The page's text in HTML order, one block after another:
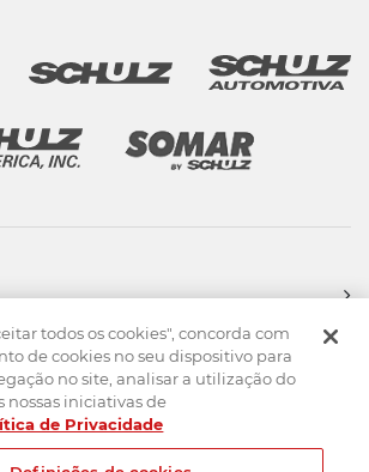
todos os cookies", concorda com
de cookies no seu dispositivo para
no site, analisar a utilização do
nossas iniciativas de
de Privacidade